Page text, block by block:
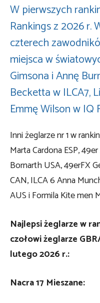
W pierwszych
Rankings z 2026 r.
czterech
miejsca w
Gimsona i Annę
Becketta w ILCA7,
Emmę Wilson w IQ
Inni żeglarze nr 1 w
Marta Cardona ESP,
Bornarth USA, 49erFX
CAN, ILCA 6 Anna
AUS i Formila Kite men
Najlepsi żeglarze w
czołowi żeglarze
lutego 2026 r.:
Nacra 17 Mieszane: